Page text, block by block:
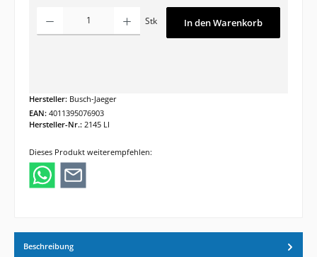
Produkt Anzahl: Gib den gewünschten Wert ein oder benutze die
Stk In den Warenkorb
Hersteller: Busch-Jaeger
EAN: 4011395076903
Hersteller-Nr.: 2145 LI
Dieses Produkt weiterempfehlen:
Beschreibung